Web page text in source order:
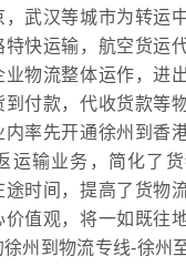
武汉等城市为转运
特快运输，航空货运
业物流整体运作，进
付款，代收货款等
内率先开通徐州到香
运输业务，简化了
途时间，提高了货物
价值观，将一如既往
州到物流专线-徐州